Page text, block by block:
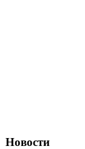
Новости